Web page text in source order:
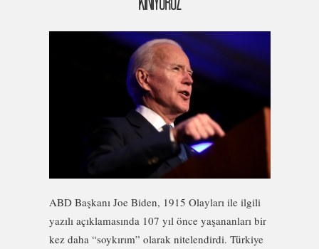
ABD Başkanı Joe Biden, 1915 Olayları ile ilgili
yazılı açıklamasında 107 yıl önce yaşananları bir
kez daha “soykırım” olarak nitelendirdi. Türkiye